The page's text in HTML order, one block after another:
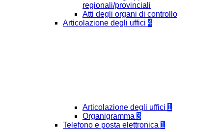
regionali/provinciali
Atti degli organi di controllo
Articolazione degli uffici 4
Articolazione degli uffici 1
Organigramma 3
Telefono e posta elettronica 1